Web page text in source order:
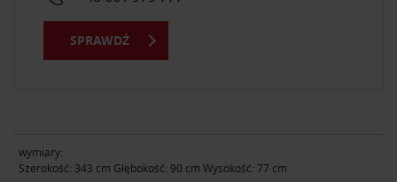
wymiary:
Szerokość: 343 cm Głębokość: 90 cm Wysokość: 77 cm
SPRAWDŹ